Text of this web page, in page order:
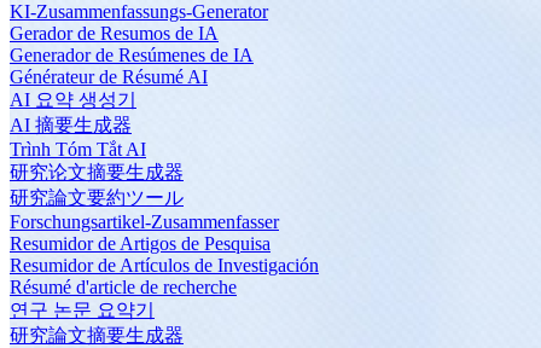
KI-Zusammenfassungs-Generator
Gerador de Resumos de IA
Generador de Resúmenes de IA
Générateur de Résumé AI
AI 요약 생성기
AI 摘要生成器
Trình Tóm Tắt AI
研究论文摘要生成器
研究論文要約ツール
Forschungsartikel-Zusammenfasser
Resumidor de Artigos de Pesquisa
Resumidor de Artículos de Investigación
Résumé d'article de recherche
연구 논문 요약기
研究論文摘要生成器